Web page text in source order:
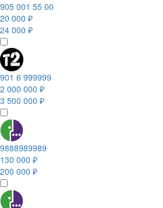
905 001 55 00
20 000 ₽
24 000 ₽
901 6 999999
2 000 000 ₽
3 500 000 ₽
9888989989
130 000 ₽
200 000 ₽